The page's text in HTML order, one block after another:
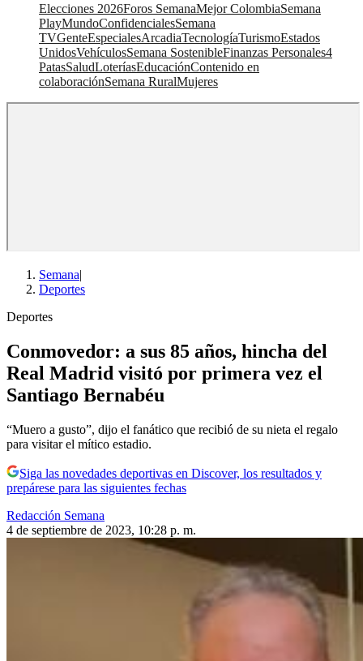
Elecciones 2026Foros SemanaMejor ColombiaSemana
PlayMundoConfidencialesSemana
TVGenteEspecialesArcadiaTecnologíaTurismoEstados
UnidosVehículosSemana SostenibleFinanzas Personales4
PatasSaludLoteríasEducaciónContenido en
colaboraciónSemana RuralMujeres
Semana|
Deportes
Deportes
Conmovedor: a sus 85 años, hincha del
Real Madrid visitó por primera vez el
Santiago Bernabéu
“Muero a gusto”, dijo el fanático que recibió de su nieta el regalo
para visitar el mítico estadio.
Siga las novedades deportivas en Discover, los resultados y
prepárese para las siguientes fechas
Redacción Semana
4 de septiembre de 2023, 10:28 p. m.